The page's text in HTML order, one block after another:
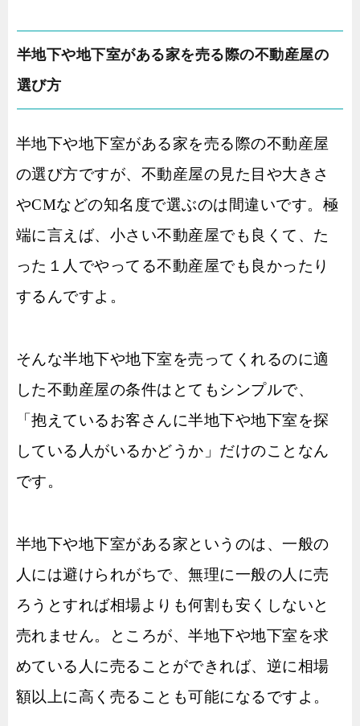
半地下や地下室がある家を売る際の不動産屋の
選び方
半地下や地下室がある家を売る際の不動産屋
の選び方ですが、不動産屋の見た目や大きさ
やCMなどの知名度で選ぶのは間違いです。極
端に言えば、小さい不動産屋でも良くて、た
った１人でやってる不動産屋でも良かったり
するんですよ。
そんな半地下や地下室を売ってくれるのに適
した不動産屋の条件はとてもシンプルで、
「抱えているお客さんに半地下や地下室を探
している人がいるかどうか」だけのことなん
です。
半地下や地下室がある家というのは、一般の
人には避けられがちで、無理に一般の人に売
ろうとすれば相場よりも何割も安くしないと
売れません。ところが、半地下や地下室を求
めている人に売ることができれば、逆に相場
額以上に高く売ることも可能になるですよ。